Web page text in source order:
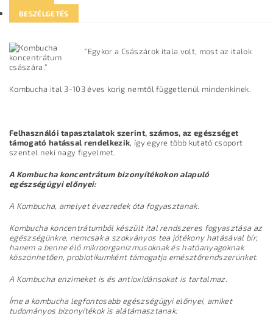
BESZÉLGETÉS
“Egykor a Császárok itala volt, most az italok
császára.”
Kombucha ital 3-103 éves korig nemtől függetlenül mindenkinek.
Felhasználói tapasztalatok szerint, számos, az egészséget
támogató hatással rendelkezik, így egyre több kutató csoport
szentel neki nagy figyelmet.
A Kombucha koncentrátum bizonyítékokon alapuló
egészségügyi előnyei:
A Kombucha, amelyet évezredek óta fogyasztanak.
Kombucha koncentrátumból készült ital rendszeres fogyasztása az
egészségünkre, nemcsak a szokványos tea jótékony hatásával bír,
hanem a benne élő mikroorganizmusoknak és hatóanyagoknak
köszönhetően, probiotikumként támogatja emésztőrendszerünket.
A Kombucha enzimeket is és antioxidánsokat is tartalmaz.
Íme a kombucha legfontosabb egészségügyi előnyei, amiket
tudományos bizonyítékok is alátámasztanak: